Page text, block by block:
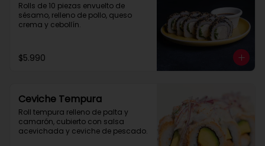
Rolls de 10 piezas envuelto de
sésamo, relleno de pollo, queso
crema y cebollín.
$5.990
Ceviche Tempura
Roll tempura relleno de palta y
camarón, cubierto con salsa
acevichada y ceviche de pescado.